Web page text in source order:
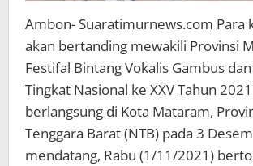
Ambon- Suaratimurnews.com Para
akan bertanding mewakili Provinsi
Festifal Bintang Vokalis Gambus
Tingkat Nasional ke XXV Tahun
berlangsung di Kota Mataram,
Tenggara Barat (NTB) pada 3
mendatang, Rabu (1/11/2021)